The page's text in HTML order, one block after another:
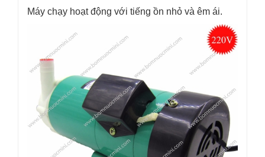
Máy chạy hoạt động với tiếng ồn nhỏ và êm ái.